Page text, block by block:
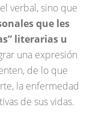
verbal, sino que
que les
literarias u
una expresión
de lo que
la enfermedad
de sus vidas.